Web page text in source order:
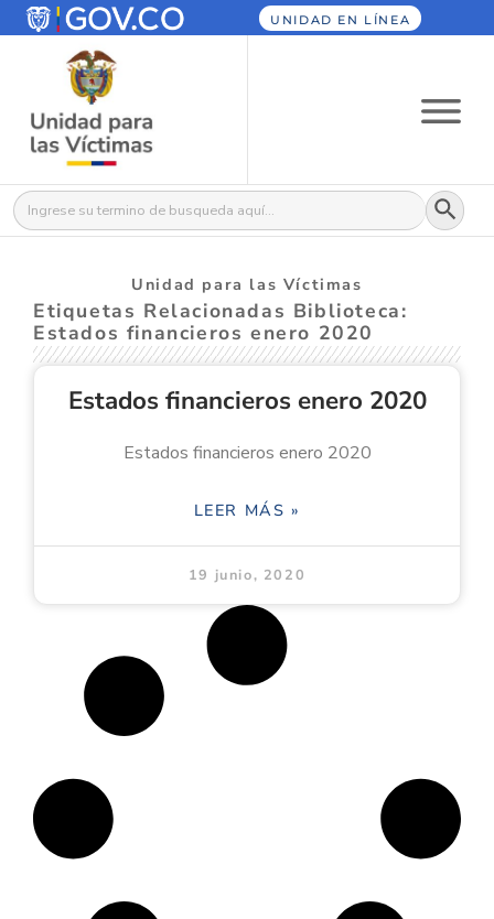
UNIDAD EN LÍNEA
Buscar: Botón
Unidad para las Víctimas
Etiquetas Relacionadas Biblioteca:
Estados financieros enero 2020
Estados financieros enero 2020
Estados financieros enero 2020
LEER MÁS »
19 junio, 2020